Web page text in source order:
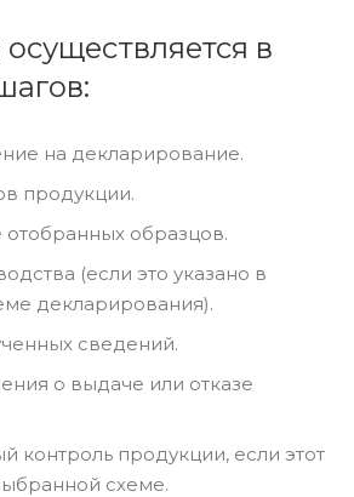
в
на декларирование.
продукции.
образцов.
(если это указано в
декларирования).
сведений.
о выдаче или отказе
контроль продукции, если этот
схеме.